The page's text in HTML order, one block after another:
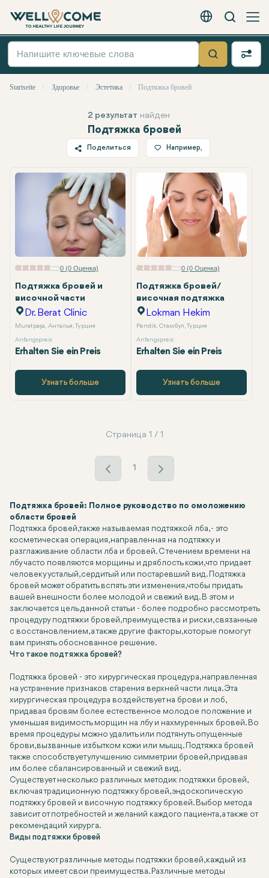
Русский - EUR
Вызов
Быстрое
Suche
Startseite Здоровье Эстетика Подтяжка бровей
Подтяжка бровей
2 результат найден
Поделиться
Twitter
Facebook
Linkedin
WhatsApp
Telegram
Например,
0 (0 Оценка)
Подтяжка бровей и
височной части
Dr. Berat Clinic
Muratpaşa, Анталья, Турция
Anfangspreis
Erhalten Sie ein Preis
Узнать больше
0 (0 Оценка)
Подтяжка бровей/
височная подтяжка
Lokman Hekim
Pendik, Стамбул, Турция
Anfangspreis
Erhalten Sie ein Preis
Узнать больше
Страница 1 / 1
1
Подтяжка бровей: Полное руководство по омоложению
области бровей
Подтяжка бровей, также называемая подтяжкой лба, - это
косметическая операция, направленная на подтяжку и
разглаживание области лба и бровей. С течением времени на
лбу часто появляются морщины и дряблость кожи, что придает
человеку усталый, сердитый или постаревший вид. Подтяжка
бровей может обратить вспять эти изменения, чтобы придать
вашей внешности более молодой и свежий вид. В этом и
заключается цель данной статьи - более подробно рассмотреть
процедуру подтяжки бровей, преимущества и риски, связанные
с восстановлением, а также другие факторы, которые помогут
вам принять обоснованное решение.
Что такое подтяжка бровей?
Подтяжка бровей - это хирургическая процедура, направленная
на устранение признаков старения верхней части лица. Эта
хирургическая процедура воздействует на брови и лоб,
придавая бровям более естественное молодое положение и
уменьшая видимость морщин на лбу и нахмуренных бровей. Во
время процедуры можно удалить или подтянуть опущенные
брови, вызванные избытком кожи или мышц. Подтяжка бровей
также способствует улучшению симметрии бровей, придавая
им более сбалансированный и свежий вид.
Существует несколько различных методик подтяжки бровей,
включая традиционную подтяжку бровей, эндоскопическую
подтяжку бровей и височную подтяжку бровей. Выбор метода
зависит от потребностей и желаний каждого пациента, а также от
рекомендаций хирурга.
Виды подтяжки бровей
Существуют различные методы подтяжки бровей, каждый из
которых имеет свои преимущества. Различные методы